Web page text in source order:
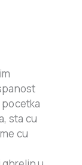
pocetka
sta cu
cu